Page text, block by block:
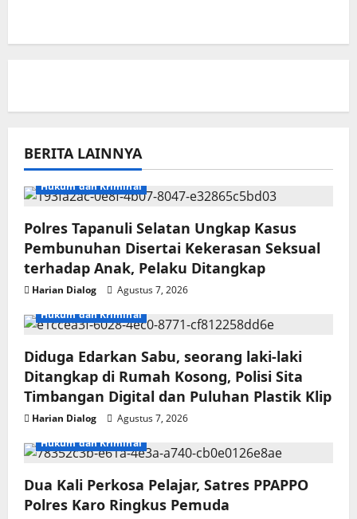
BERITA LAINNYA
Hukum dan Kriminal
Polres Tapanuli Selatan Ungkap Kasus
Pembunuhan Disertai Kekerasan Seksual
terhadap Anak, Pelaku Ditangkap
Harian Dialog
Agustus 7, 2026
Hukum dan Kriminal
Diduga Edarkan Sabu, seorang laki-laki
Ditangkap di Rumah Kosong, Polisi Sita
Timbangan Digital dan Puluhan Plastik Klip
Harian Dialog
Agustus 7, 2026
Hukum dan Kriminal
Dua Kali Perkosa Pelajar, Satres PPAPPO
Polres Karo Ringkus Pemuda